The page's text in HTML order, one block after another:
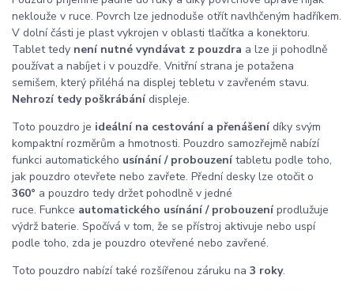
neklouže v ruce. Povrch lze jednoduše otřít navlhčeným hadříkem.
V dolní části je plast vykrojen v oblasti tlačítka a konektoru.
Tablet tedy není nutné vyndávat z pouzdra a lze ji pohodlně
používat a nabíjet i v pouzdře. Vnitřní strana je potažena
semišem, který přiléhá na displej tebletu v zavřeném stavu.
Nehrozí tedy poškrábánídispleje.
Toto pouzdro je ideální na cestování a přenášenídíky svým
kompaktní rozměrům a hmotnosti. Pouzdro samozřejmě nabízí
funkci automatického usínání / probouzenítabletu podle toho,
jak pouzdro otevřete nebo zavřete. Přední desky lze otočit o
360° a pouzdro tedy držet pohodlně v jedné
ruce. Funkce automatického usínání / probouzeníprodlužuje
výdrž baterie. Spočívá v tom, že se přístroj aktivuje nebo uspí
podle toho, zda je pouzdro otevřené nebo zavřené.
Toto pouzdro nabízí také rozšířenou záruku na 3 roky.